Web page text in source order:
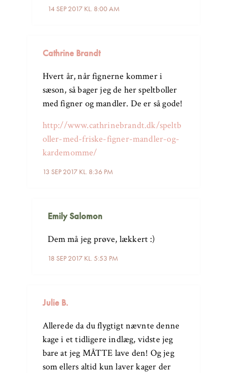
14 SEP 2017 KL. 8:00 AM
Cathrine Brandt
13 SEP 2017 KL. 8:36 PM
Hvert år, når fignerne kommer i
sæson, så bager jeg de her speltboller
med figner og mandler. De er så gode!
http://www.cathrinebrandt.dk/speltb
oller-med-friske-figner-mandler-og-
kardemomme/
Emily Salomon
18 SEP 2017 KL. 5:53 PM
Dem må jeg prøve, lækkert :)
Julie B.
Allerede da du flygtigt nævnte denne
kage i et tidligere indlæg, vidste jeg
bare at jeg MÅTTE lave den! Og jeg
som ellers altid kun laver kager der